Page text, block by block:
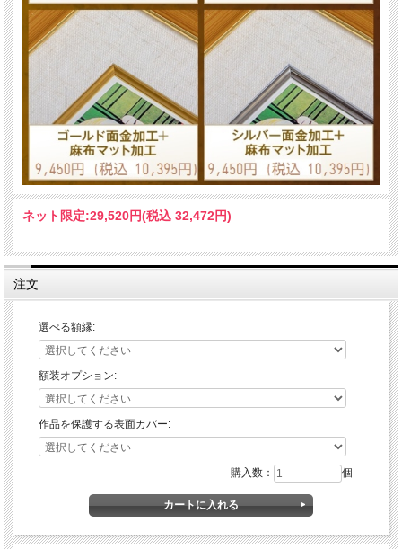
ネット限定:29,520円(税込 32,472円)
注文
選べる額縁:
額装オプション:
作品を保護する表面カバー:
購入数： 個